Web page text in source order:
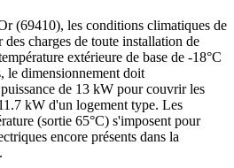
(69410), les conditions climatiques de
charges de toute installation de
extérieure de base de -18°C
le dimensionnement doit
de 13 kW pour couvrir les
kW d'un logement type. Les
(sortie 65°C) s'imposent pour
encore présents dans la